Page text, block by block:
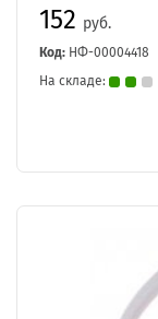
152 руб.
Код: НФ-00004418
На складе: